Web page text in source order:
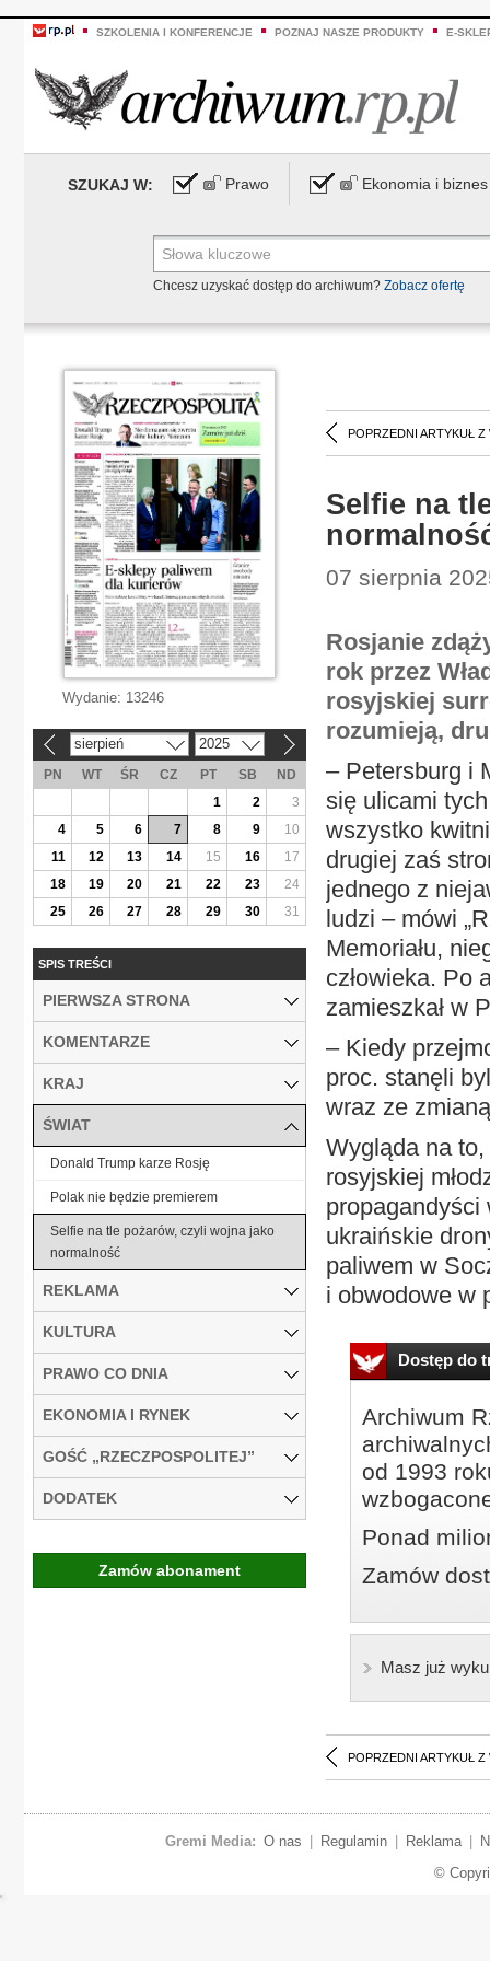
SZKOLENIA I KONFERENCJE POZNAJ NASZE PRODUKTY E-
SZUKAJ W: Prawo Ekonomia i biznes
Chcesz uzyskać dostęp do archiwum? Zobacz ofertę
POPRZEDNI ARTYKUŁ Z
Selfie na
07 sierpnia
Rosjanie
rok przez
rosyjskiej
rozumieją,
– Petersburg i
się ulicami
wszystko
drugiej zaś
jednego z
ludzi – mówi
Memoriału,
człowieka. Po
zamieszkał w
– Kiedy
proc. stanęli
wraz ze
Wygląda na
rosyjskiej
propagandyści
ukraińskie
paliwem w
i obwodowe w
Dostęp do
Archiwum
od 1993
Ponad
Zamów
Masz już
POPRZEDNI ARTYKUŁ Z
Wydanie: 13246
sierpień 2025
PN WT ŚR CZ PT SB
ND
1
2
3
4
5 6 7 8 9
10
11
12 13 14 15 16
17
18
19 20 21 22 23
24
25
26 27 28 29 30 31
SPIS TREŚCI
PIERWSZA STRONA
KOMENTARZE
KRAJ
ŚWIAT
Donald Trump karze Rosję
Polak nie będzie premierem
Selfie na tle pożarów, czyli wojna jako
normalność
REKLAMA
KULTURA
PRAWO CO DNIA
EKONOMIA I RYNEK
GOŚĆ „RZECZPOSPOLITEJ”
DODATEK
Zamów abonament
Gremi Media: O nas Regulamin Reklama
©